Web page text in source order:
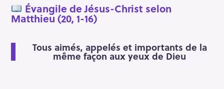
Évangile de Jésus-Christ selon
Matthieu (20, 1-16)
Tous aimés, appelés et importants de la
même façon aux yeux de Dieu